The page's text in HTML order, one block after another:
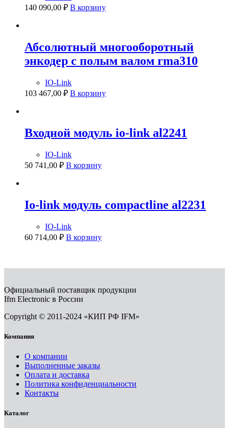
140 090,00 ₽ В корзину
Абсолютный многооборотный
энкодер с полым валом rma310
IO-Link
103 467,00 ₽ В корзину
Входной модуль io-link al2241
IO-Link
50 741,00 ₽ В корзину
Io-link модуль compactline al2231
IO-Link
60 714,00 ₽ В корзину
Официальный поставщик продукции
Ifm Electronic в России
Copyright © 2011-2024 «КИП РФ IFM»
Компания
О компании
Выполненные заказы
Оплата и доставка
Политика конфиденциальности
Контакты
Каталог